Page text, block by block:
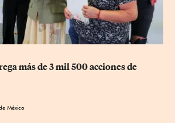
más de 3 mil 500 acciones de
México